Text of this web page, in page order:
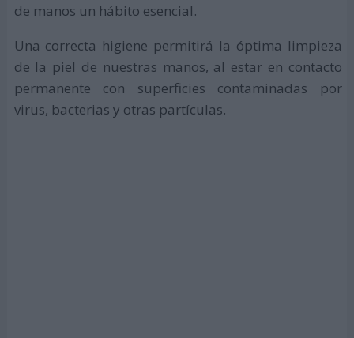
de manos un hábito esencial.
Una correcta higiene permitirá la óptima limpieza
de la piel de nuestras manos, al estar en contacto
permanente con superficies contaminadas por
virus, bacterias y otras partículas.